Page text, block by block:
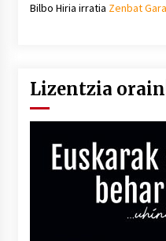
Bilbo Hiria irratia Zenbat Gara
Lizentzia